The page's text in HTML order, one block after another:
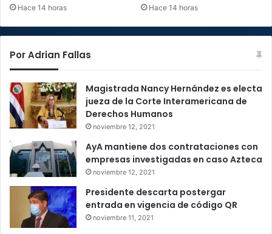
Hace 14 horas Hace 14 horas
Por Adrian Fallas
Magistrada Nancy Hernández es electa
jueza de la Corte Interamericana de
Derechos Humanos
noviembre 12, 2021
AyA mantiene dos contrataciones con
empresas investigadas en caso Azteca
noviembre 12, 2021
Presidente descarta postergar
entrada en vigencia de código QR
noviembre 11, 2021